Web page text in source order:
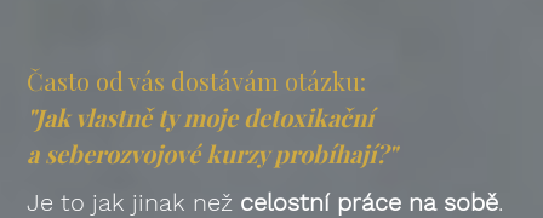
Často od vás dostávám otázku:
"Jak vlastně ty moje detoxikační
a seberozvojové kurzy probíhají?"
Je to jak jinak než celostní práce na sobě.